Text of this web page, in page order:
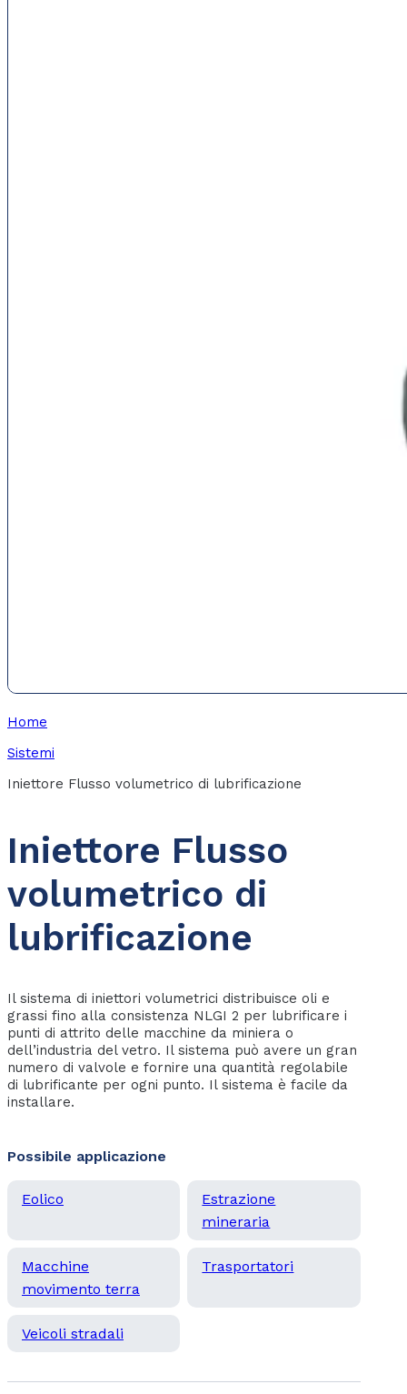
Home
Sistemi
Iniettore Flusso volumetrico di lubrificazione
Iniettore Flusso
volumetrico di
lubrificazione
Il sistema di iniettori volumetrici distribuisce oli e
grassi fino alla consistenza NLGI 2 per lubrificare i
punti di attrito delle macchine da miniera o
dell’industria del vetro. Il sistema può avere un gran
numero di valvole e fornire una quantità regolabile
di lubrificante per ogni punto. Il sistema è facile da
installare.
Possibile applicazione
Eolico
Estrazione
mineraria
Macchine
movimento terra
Trasportatori
Veicoli stradali